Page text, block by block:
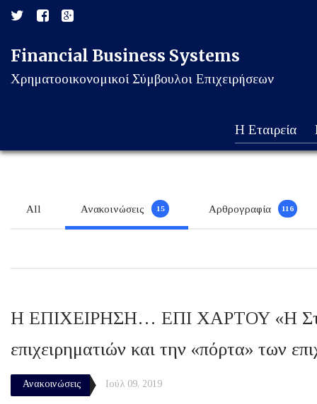
Financial Business Systems
Χρηματοοικονομικοί Σύμβουλοι Επιχειρήσεων
Η Εταιρεία
All Ανακοινώσεις 15 Αρθρογραφία 116
Η ΕΠΙΧΕΙΡΗΣΗ… ΕΠΙ ΧΑΡΤΟΥ «Η
επιχειρηματιών και την «πόρτα» των
Ανακοινώσεις Ιούλ 09, 2019